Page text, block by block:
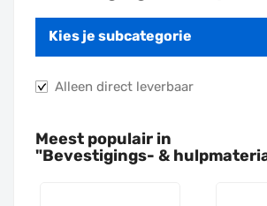
Kies je subcategorie
Alleen direct leverbaar
Meest populair in
"Bevestigings- &